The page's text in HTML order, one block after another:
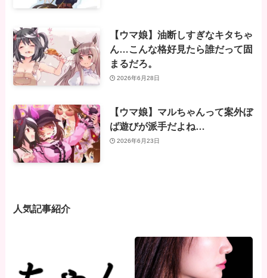
【ウマ娘】油断しすぎなキタちゃ
ん…こんな格好見たら誰だって固
まるだろ。
2026年6月28日
【ウマ娘】マルちゃんって案外ぼ
ば遊びが派手だよね…
2026年6月23日
人気記事紹介